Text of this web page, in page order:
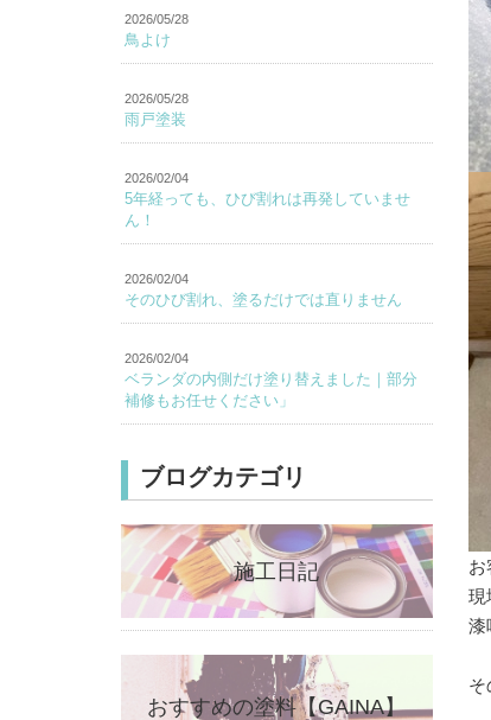
お
現
漆
そ
2026/05/28
鳥よけ
2026/05/28
雨戸塗装
2026/02/04
5年経っても、ひび割れは再発していませ
ん！
2026/02/04
そのひび割れ、塗るだけでは直りません
2026/02/04
ベランダの内側だけ塗り替えました｜部分
補修もお任せください」
ブログカテゴリ
施工日記
おすすめの塗料【GAINA】